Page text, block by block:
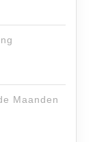
Maanden